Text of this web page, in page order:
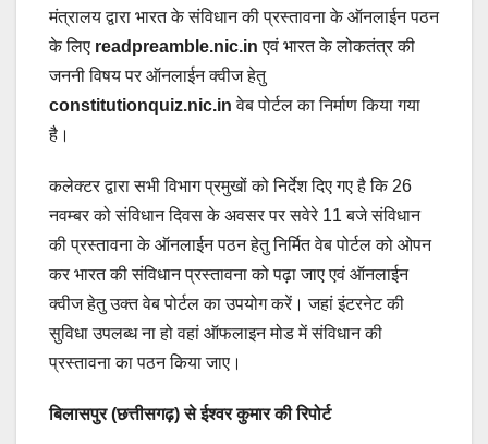
मंत्रालय द्वारा भारत के संविधान की प्रस्तावना के ऑनलाईन पठन
के लिए readpreamble.nic.in एवं भारत के लोकतंत्र की
जननी विषय पर ऑनलाईन क्वीज हेतु
constitutionquiz.nic.in वेब पोर्टल का निर्माण किया गया
है।
कलेक्टर द्वारा सभी विभाग प्रमुखों को निर्देश दिए गए है कि 26
नवम्बर को संविधान दिवस के अवसर पर सवेरे 11 बजे संविधान
की प्रस्तावना के ऑनलाईन पठन हेतु निर्मित वेब पोर्टल को ओपन
कर भारत की संविधान प्रस्तावना को पढ़ा जाए एवं ऑनलाईन
क्वीज हेतु उक्त वेब पोर्टल का उपयोग करें। जहां इंटरनेट की
सुविधा उपलब्ध ना हो वहां ऑफलाइन मोड में संविधान की
प्रस्तावना का पठन किया जाए।
बिलासपुर (छत्तीसगढ़) से ईश्वर कुमार की रिपोर्ट